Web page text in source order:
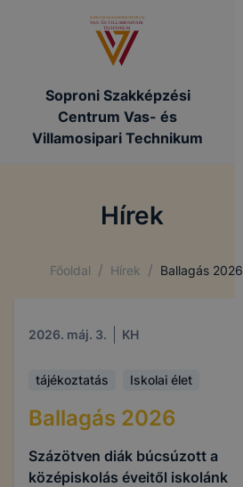
Soproni Szakképzési
Centrum Vas- és
Villamosipari Technikum
Hírek
Főoldal / Hírek / Ballagás 2026
2026. máj. 3. KH
tájékoztatás Iskolai élet
Ballagás 2026
Százötven diák búcsúzott a
középiskolás éveitől iskolánk